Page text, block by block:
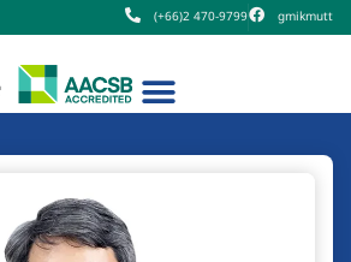
(+66)2 470-9799 gmikmutt